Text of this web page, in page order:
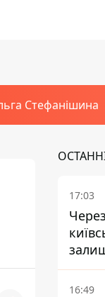
Стефанішина
17:03
16:49